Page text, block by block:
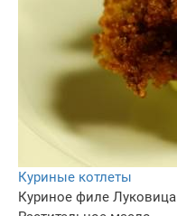
Куриные котлеты
Куриное филе Луковица